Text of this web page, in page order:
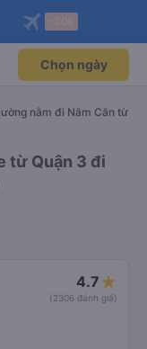
Mở app
qua
Mở app
Chọn ngày
nằm đi Năm Căn từ
từ Quận 3 đi
4.7
(2306 đánh giá)